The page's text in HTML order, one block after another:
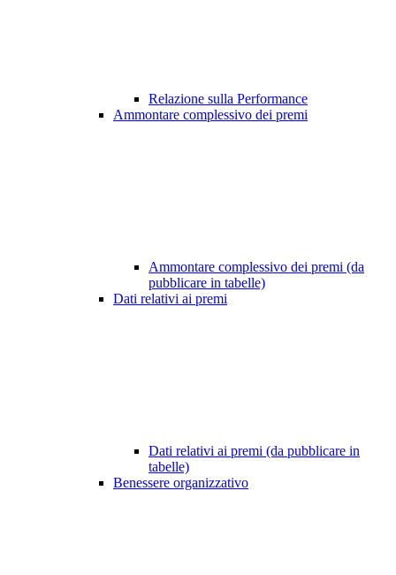
Relazione sulla Performance
Ammontare complessivo dei premi
Ammontare complessivo dei premi (da
pubblicare in tabelle)
Dati relativi ai premi
Dati relativi ai premi (da pubblicare in
tabelle)
Benessere organizzativo